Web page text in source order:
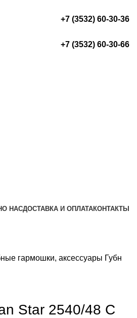
+7 (3532) 60-30-36
+7 (3532) 60-30-66
О НАСДОСТАВКА И ОПЛАТАКОНТАКТЫ
гармошки, аксессуары Губн
Star 2540/48 C